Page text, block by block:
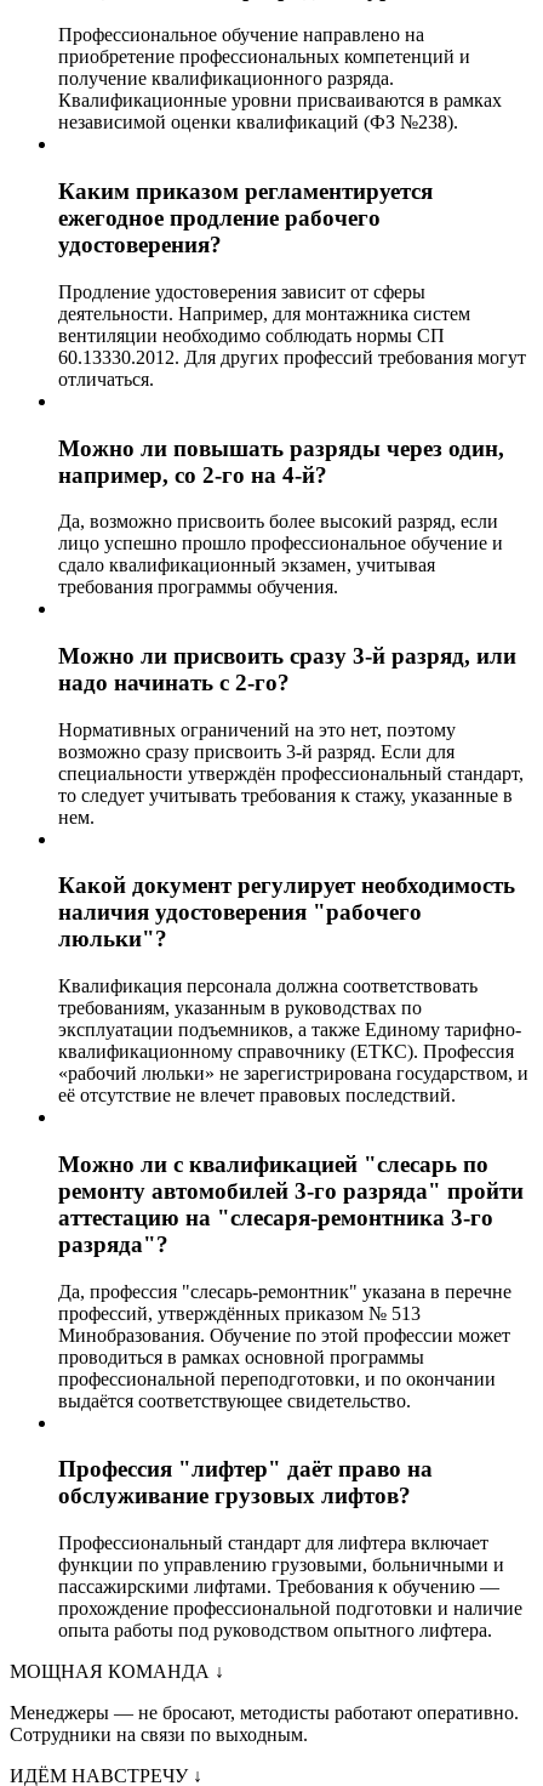
Профессиональное обучение направлено на
приобретение профессиональных компетенций и
получение квалификационного разряда.
Квалификационные уровни присваиваются в рамках
независимой оценки квалификаций (ФЗ №238).
Каким приказом регламентируется
ежегодное продление рабочего
удостоверения?
Продление удостоверения зависит от сферы
деятельности. Например, для монтажника систем
вентиляции необходимо соблюдать нормы СП
60.13330.2012. Для других профессий требования могут
отличаться.
Можно ли повышать разряды через один,
например, со 2-го на 4-й?
Да, возможно присвоить более высокий разряд, если
лицо успешно прошло профессиональное обучение и
сдало квалификационный экзамен, учитывая
требования программы обучения.
Можно ли присвоить сразу 3-й разряд, или
надо начинать с 2-го?
Нормативных ограничений на это нет, поэтому
возможно сразу присвоить 3-й разряд. Если для
специальности утверждён профессиональный стандарт,
то следует учитывать требования к стажу, указанные в
нем.
Какой документ регулирует необходимость
наличия удостоверения "рабочего
люльки"?
Квалификация персонала должна соответствовать
требованиям, указанным в руководствах по
эксплуатации подъемников, а также Единому тарифно-
квалификационному справочнику (ЕТКС). Профессия
«рабочий люльки» не зарегистрирована государством, и
её отсутствие не влечет правовых последствий.
Можно ли с квалификацией "слесарь по
ремонту автомобилей 3-го разряда" пройти
аттестацию на "слесаря-ремонтника 3-го
разряда"?
Да, профессия "слесарь-ремонтник" указана в перечне
профессий, утверждённых приказом № 513
Минобразования. Обучение по этой профессии может
проводиться в рамках основной программы
профессиональной переподготовки, и по окончании
выдаётся соответствующее свидетельство.
Профессия "лифтер" даёт право на
обслуживание грузовых лифтов?
Профессиональный стандарт для лифтера включает
функции по управлению грузовыми, больничными и
пассажирскими лифтами. Требования к обучению —
прохождение профессиональной подготовки и наличие
опыта работы под руководством опытного лифтера.
МОЩНАЯ КОМАНДА ↓
Менеджеры — не бросают, методисты работают оперативно.
Сотрудники на связи по выходным.
ИДЁМ НАВСТРЕЧУ ↓